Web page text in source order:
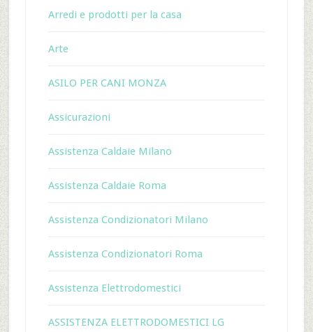
Arredi e prodotti per la casa
Arte
ASILO PER CANI MONZA
Assicurazioni
Assistenza Caldaie Milano
Assistenza Caldaie Roma
Assistenza Condizionatori Milano
Assistenza Condizionatori Roma
Assistenza Elettrodomestici
ASSISTENZA ELETTRODOMESTICI LG